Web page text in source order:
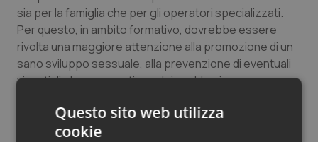
Salute orale & impianti
Sangue & coagulazione
Tumore al seno
sia per la famiglia che per gli operatori specializzati.
Per questo, in ambito formativo, dovrebbe essere
rivolta una maggiore attenzione alla promozione di un
sano sviluppo sessuale, alla prevenzione di eventuali
vissuti di abuso e gestione dei problemi
con ASD.Questo sito web utilizza
cookie